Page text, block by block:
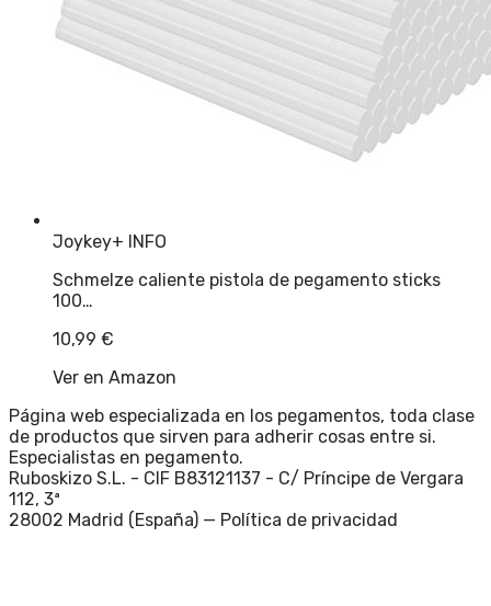
Joykey+ INFO
Schmelze caliente pistola de pegamento sticks
100…
10,99 €
Ver en Amazon
Página web especializada en los pegamentos, toda clase
de productos que sirven para adherir cosas entre si.
Especialistas en pegamento.
Ruboskizo S.L. - CIF B83121137 - C/ Príncipe de Vergara
112, 3ª
28002 Madrid (España) — Política de privacidad